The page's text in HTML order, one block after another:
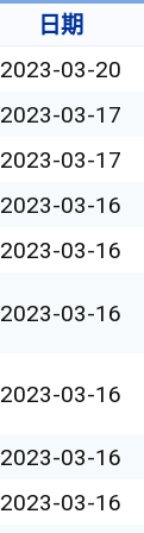
日期
2023-03-20
2023-03-17
2023-03-17
2023-03-16
2023-03-16
2023-03-16
2023-03-16
2023-03-16
2023-03-16